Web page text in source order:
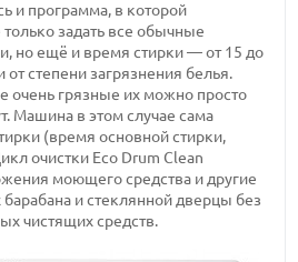
и программа, в которой
задать все обычные
но ещё и время стирки — от 15 до
от степени загрязнения белья.
очень грязные их можно просто
Машина в этом случае сама
(время основной стирки,
очистки Eco Drum Clean
моющего средства и другие
барабана и стеклянной дверцы без
чистящих средств.